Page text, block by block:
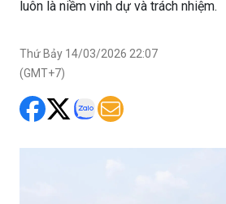
luôn là niềm vinh dự và trách nhiệm.
Thứ Bảy 14/03/2026 22:07
(GMT+7)